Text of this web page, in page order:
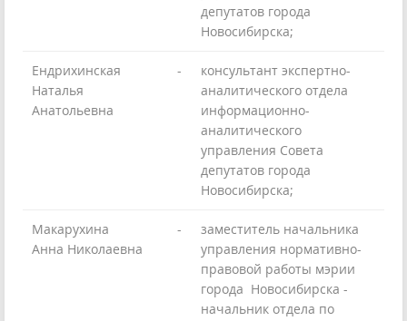
депутатов города
Новосибирска;
Ендрихинская
Наталья
Анатольевна
-
консультант экспертно-
аналитического отдела
информационно-
аналитического
управления Совета
депутатов города
Новосибирска;
Макарухина
Анна Николаевна
-
заместитель начальника
управления нормативно-
правовой работы мэрии
города Новосибирска -
начальник отдела по